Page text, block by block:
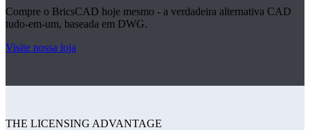
Compre o BricsCAD hoje mesmo - a verdadeira alternativa CAD
tudo-em-um, baseada em DWG.
Visite nossa loja
THE LICENSING ADVANTAGE